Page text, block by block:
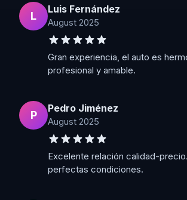
L
Luis Fernández
August 2025
Gran experiencia, el auto es
profesional y amable.
P
Pedro Jiménez
August 2025
Excelente relación calidad-
perfectas condiciones.